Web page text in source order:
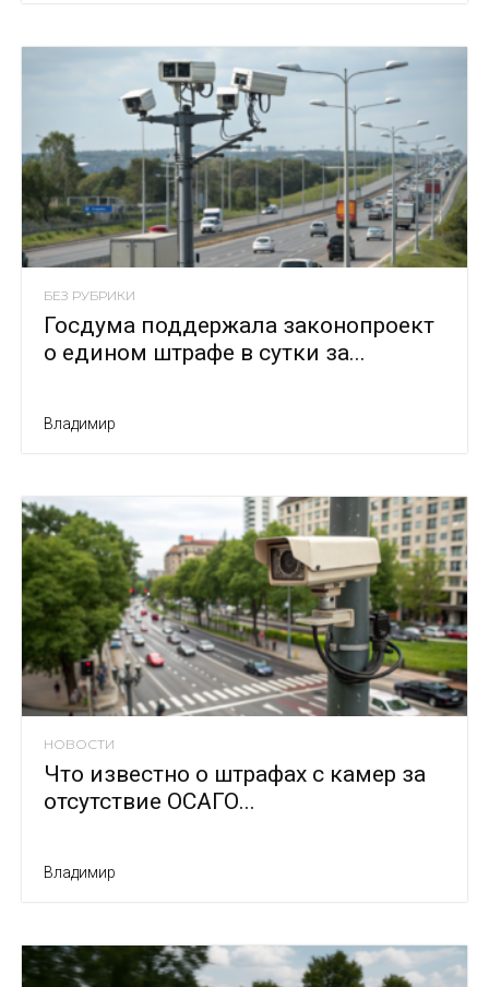
БЕЗ РУБРИКИ
Госдума поддержала законопроект
о едином штрафе в сутки за...
Владимир
НОВОСТИ
Что известно о штрафах с камер за
отсутствие ОСАГО...
Владимир